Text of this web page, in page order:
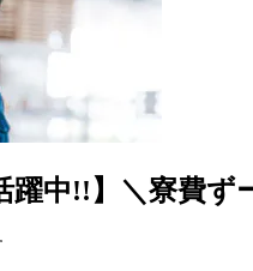
躍中!!】＼寮費